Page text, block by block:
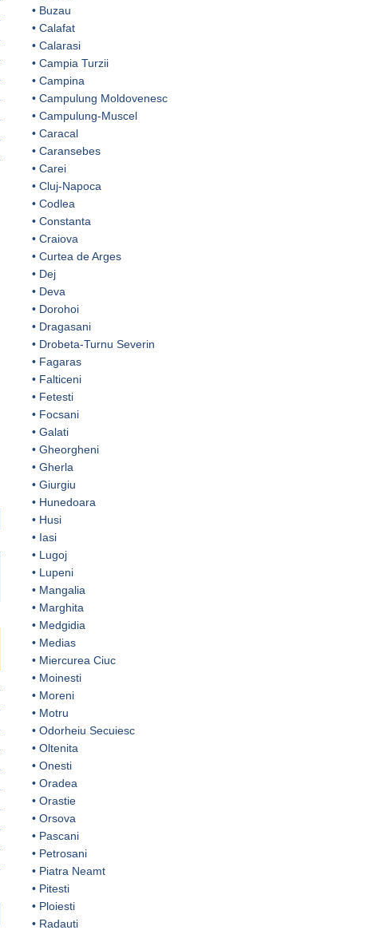
• Buzau
• Calafat
• Calarasi
• Campia Turzii
• Campina
• Campulung Moldovenesc
• Campulung-Muscel
• Caracal
• Caransebes
• Carei
• Cluj-Napoca
• Codlea
• Constanta
• Craiova
• Curtea de Arges
• Dej
• Deva
• Dorohoi
• Dragasani
• Drobeta-Turnu Severin
• Fagaras
• Falticeni
• Fetesti
• Focsani
• Galati
• Gheorgheni
• Gherla
• Giurgiu
• Hunedoara
• Husi
• Iasi
• Lugoj
• Lupeni
• Mangalia
• Marghita
• Medgidia
• Medias
• Miercurea Ciuc
• Moinesti
• Moreni
• Motru
• Odorheiu Secuiesc
• Oltenita
• Onesti
• Oradea
• Orastie
• Orsova
• Pascani
• Petrosani
• Piatra Neamt
• Pitesti
• Ploiesti
• Radauti